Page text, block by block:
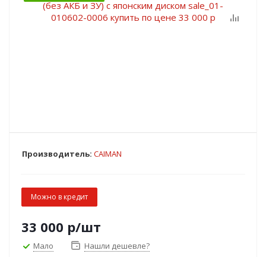
Производитель: CAIMAN
Можно в кредит
33 000 р/шт
Мало Нашли дешевле?